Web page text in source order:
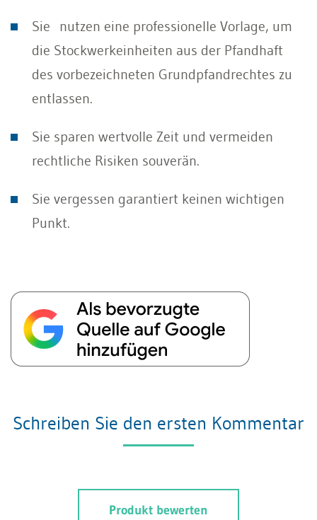
Sie nutzen eine professionelle Vorlage, um
die Stockwerkeinheiten aus der Pfandhaft
des vorbezeichneten Grundpfandrechtes zu
entlassen.
Sie sparen wertvolle Zeit und vermeiden
rechtliche Risiken souverän.
Sie vergessen garantiert keinen wichtigen
Punkt.
Schreiben Sie den ersten Kommentar
Produkt bewerten